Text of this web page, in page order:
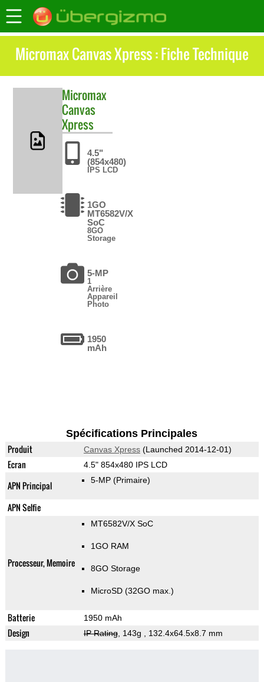
Micromax Canvas Xpress : Fiche Technique
Micromax
Canvas
Xpress
4.5"
(854x480)
IPS LCD
1GO
MT6582V/X
SoC
8GO
Storage
5-MP
1
Arrière
Appareil
Photo
1950
mAh
Spécifications Principales
Produit Canvas Xpress(Launched 2014-12-01)
Ecran 4.5" 854x480 IPS LCD
APN Principal 5-MP (Primaire)
APN Selfie
Processeur, Memoire
MT6582V/X SoC
1GO RAM
8GO Storage
MicroSD (32GO max.)
Batterie 1950 mAh
Design IP Rating, 143g , 132.4x64.5x8.7 mm